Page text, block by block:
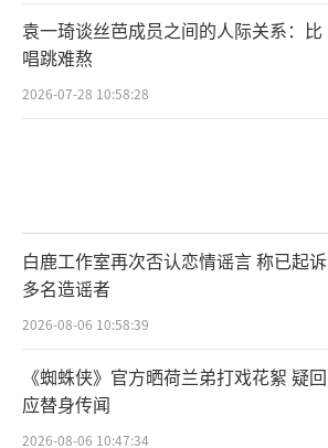
袁一琦谈丝芭成员之间的人际关系：比
唱跳难熬
2026-07-28 10:58:28
白鹿工作室再次否认恋情谣言 称已起诉
多名造谣者
2026-08-06 10:58:39
《蜘蛛侠》官方晒荷兰弟打戏花絮 疑回
应替身传闻
2026-08-06 10:47:34